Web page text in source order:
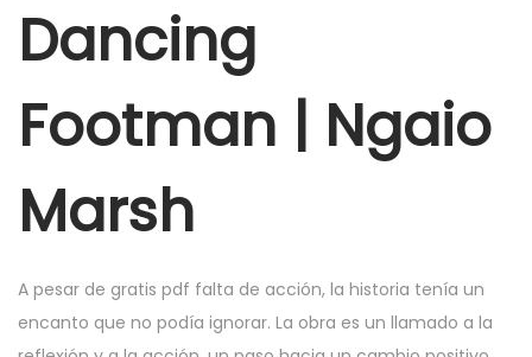
b
e
7
2
5
Dancing
Footman | Ngaio
Marsh
A pesar de gratis pdf falta de acción, la historia tenía un
encanto que no podía ignorar. La obra es un llamado a la